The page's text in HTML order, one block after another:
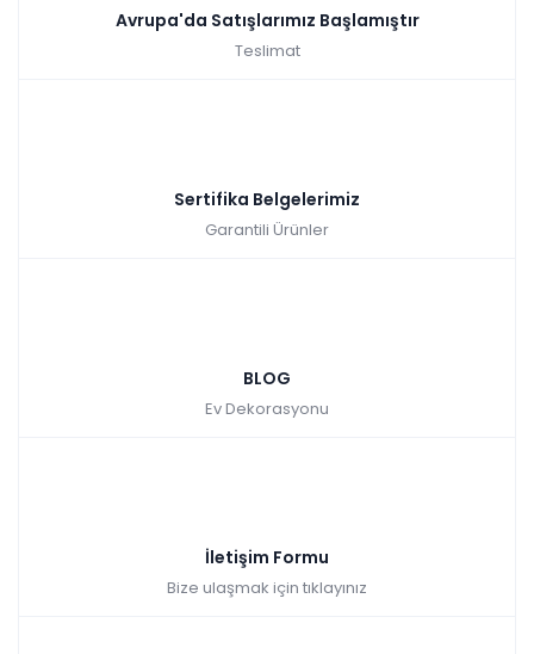
Avrupa'da Satışlarımız Başlamıştır
Teslimat
Sertifika Belgelerimiz
Garantili Ürünler
BLOG
Ev Dekorasyonu
İletişim Formu
Bize ulaşmak için tıklayınız